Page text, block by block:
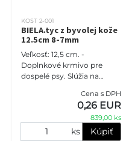
KOST 2-001
BIELA.tyc z byvolej kože
12.5cm 8-7mm
Veľkosť: 12,5 cm. -
Doplnkové krmivo pre
dospelé psy. Slúžia na
Kŕmny návod: podávajte
ako pochúťku či odmenu.
Cena s DPH
0,26 EUR
839,00 ks
ks Kúpiť